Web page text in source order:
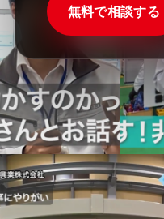
無料で相談する